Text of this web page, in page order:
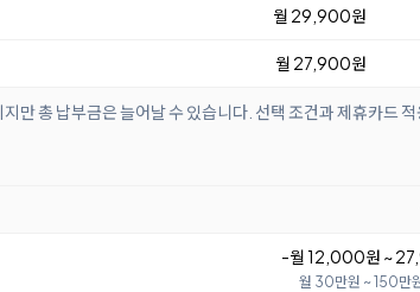
월 29,900원
월 27,900원
만 총 납부금은 늘어날 수 있습니다. 선택 조건과 제휴카드
-월 12,000원 ~
월 30만원 ~ 150만